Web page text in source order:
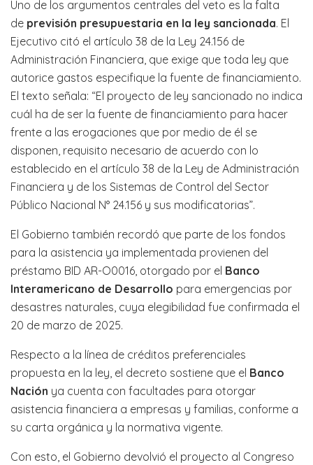
Uno de los argumentos centrales del veto es la falta
de previsión presupuestaria en la ley sancionada. El
Ejecutivo citó el artículo 38 de la Ley 24.156 de
Administración Financiera, que exige que toda ley que
autorice gastos especifique la fuente de financiamiento.
El texto señala: “El proyecto de ley sancionado no indica
cuál ha de ser la fuente de financiamiento para hacer
frente a las erogaciones que por medio de él se
disponen, requisito necesario de acuerdo con lo
establecido en el artículo 38 de la Ley de Administración
Financiera y de los Sistemas de Control del Sector
Público Nacional N° 24.156 y sus modificatorias”.
El Gobierno también recordó que parte de los fondos
para la asistencia ya implementada provienen del
préstamo BID AR-O0016, otorgado por el Banco
Interamericano de Desarrollo para emergencias por
desastres naturales, cuya elegibilidad fue confirmada el
20 de marzo de 2025.
Respecto a la línea de créditos preferenciales
propuesta en la ley, el decreto sostiene que el Banco
Nación ya cuenta con facultades para otorgar
asistencia financiera a empresas y familias, conforme a
su carta orgánica y la normativa vigente.
Con esto, el Gobierno devolvió el proyecto al Congreso